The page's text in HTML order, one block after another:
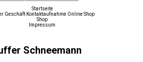
Startseite
Geschäft Kontaktaufnahme Online Shop
Shop
Impressum
Schneemann